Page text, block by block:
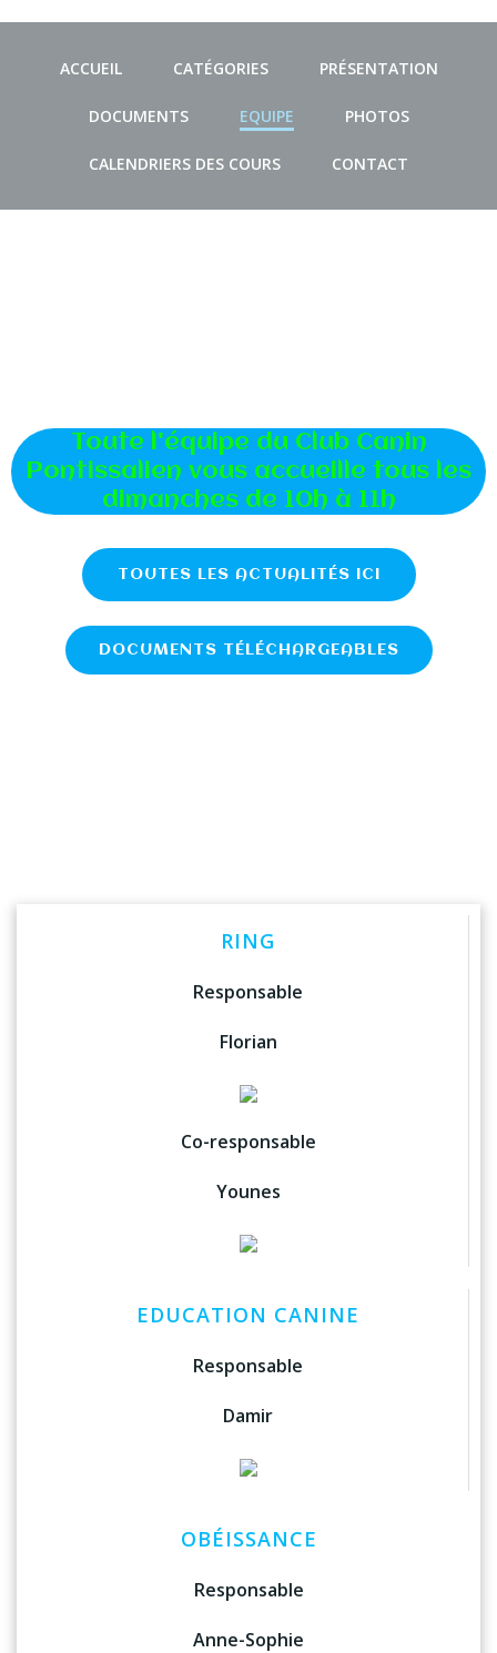
ACCUEIL CATÉGORIES PRÉSENTATION
DOCUMENTS EQUIPE PHOTOS
CALENDRIERS DES COURS CONTACT
Toute l'équipe du Club Canin
Pontissalien vous accueille tous les
dimanches de 10h à 11h
TOUTES LES ACTUALITÉS ICI
DOCUMENTS TÉLÉCHARGEABLES
RING
Responsable
Florian
Co-responsable
Younes
EDUCATION CANINE
Responsable
Damir
OBÉISSANCE
Responsable
Anne-Sophie